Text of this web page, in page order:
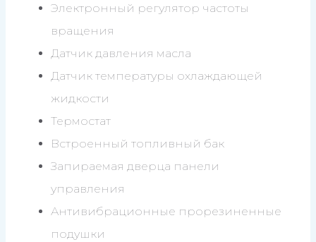
Электронный регулятор частоты
вращения
Датчик давления масла
Датчик температуры охлаждающей
жидкости
Термостат
Встроенный топливный бак
Запираемая дверца панели
управления
Антивибрационные прорезиненные
подушки